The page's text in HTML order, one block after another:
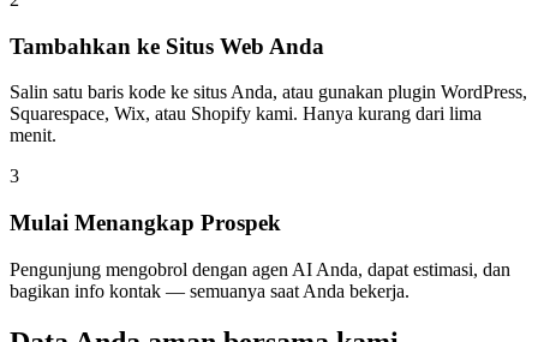
Tambahkan ke Situs Web Anda
Salin satu baris kode ke situs Anda, atau gunakan plugin WordPress,
Squarespace, Wix, atau Shopify kami. Hanya kurang dari lima
menit.
3
Mulai Menangkap Prospek
Pengunjung mengobrol dengan agen AI Anda, dapat estimasi, dan
bagikan info kontak — semuanya saat Anda bekerja.